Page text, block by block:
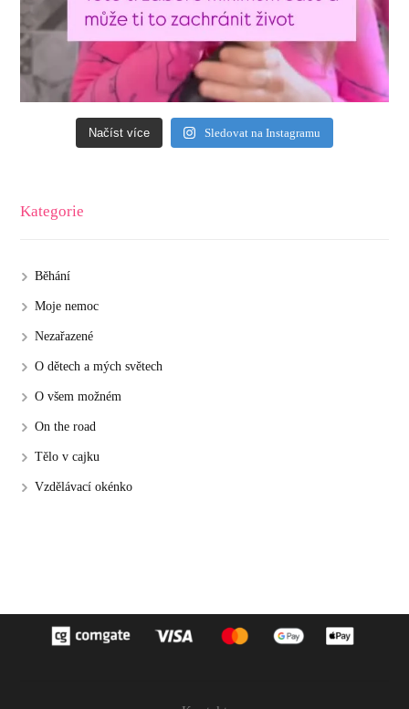
Načíst více Sledovat na Instagramu
Kategorie
Běhání
Moje nemoc
Nezařazené
O dětech a mých světech
O všem možném
On the road
Tělo v cajku
Vzdělávací okénko